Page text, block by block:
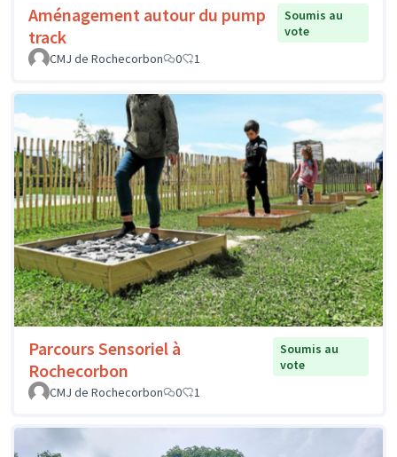
Aménagement autour du pump
track
Soumis au
vote
CMJ de Rochecorbon
0 1
Parcours Sensoriel à
Rochecorbon
Soumis au
vote
CMJ de Rochecorbon
0 1